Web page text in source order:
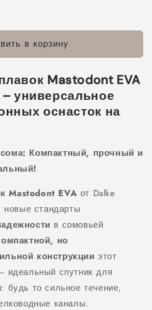
в корзину
Mastodont EVA
– универсальное
оснасток на
Компактный, прочный и
Mastodont EVA от Dalke
новые стандарты
в сомовьей
но
конструкции этот
идеальный спутник для
то сильное течение,
каналы.